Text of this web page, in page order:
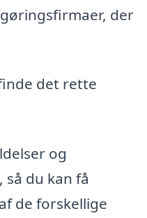
der
det rette
og
du kan få
de forskellige